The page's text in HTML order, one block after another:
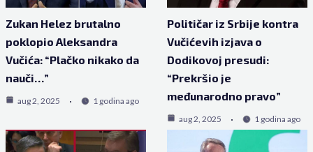
Zukan Helez brutalno
poklopio Aleksandra
Vučića: “Plačko nikako da
nauči…”
aug 2, 2025 1 godina ago
Političar iz Srbije kontra
Vučićevih izjava o
Dodikovoj presudi:
“Prekršio je
međunarodno pravo”
aug 2, 2025 1 godina ago